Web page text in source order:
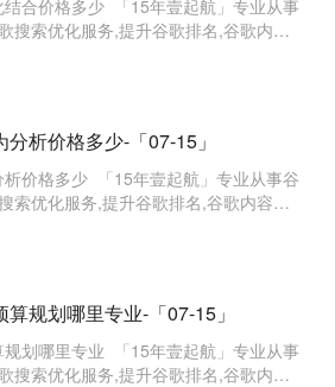
合价格多少 「15年壹起航」专业从事
搜索优化服务,提升谷歌排名,谷歌内容
析价格多少-「07-15」
价格多少 「15年壹起航」专业从事谷
索优化服务,提升谷歌排名,谷歌内容优
规划哪里专业-「07-15」
规划哪里专业 「15年壹起航」专业从事
搜索优化服务,提升谷歌排名,谷歌内容